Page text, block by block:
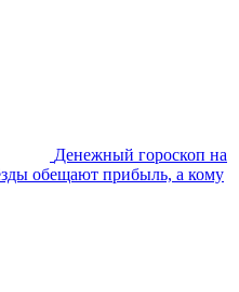
Денежный гороскоп на
обещают прибыль, а кому